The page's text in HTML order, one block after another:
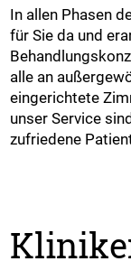
In allen Phasen
für Sie da und
alle an
eingerichtete
unser Service
zufriedene